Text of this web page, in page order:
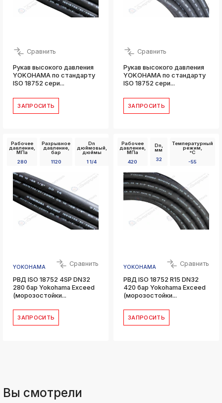
Сравнить
Рукав высокого давления
YOKOHAMA по стандарту
ISO 18752 сери...
ЗАПРОСИТЬ
Сравнить
Рукав высокого давления
YOKOHAMA по стандарту
ISO 18752 сери...
ЗАПРОСИТЬ
Рабочее
давление,
МПа
280
Разрывное
давление,
бар
1120
Dn
дюймовый,
дюймы
1 1/4
YOKOHAMA Сравнить
РВД ISO 18752 4SP DN32
280 бар Yokohama Exceed
(морозостойки...
ЗАПРОСИТЬ
Рабочее
давление,
МПа
420
Dn,
мм
32
Температурный
режим,
°C
-55
YOKOHAMA Сравнить
РВД ISO 18752 R15 DN32
420 бар Yokohama Exceed
(морозостойки...
ЗАПРОСИТЬ
Вы смотрели